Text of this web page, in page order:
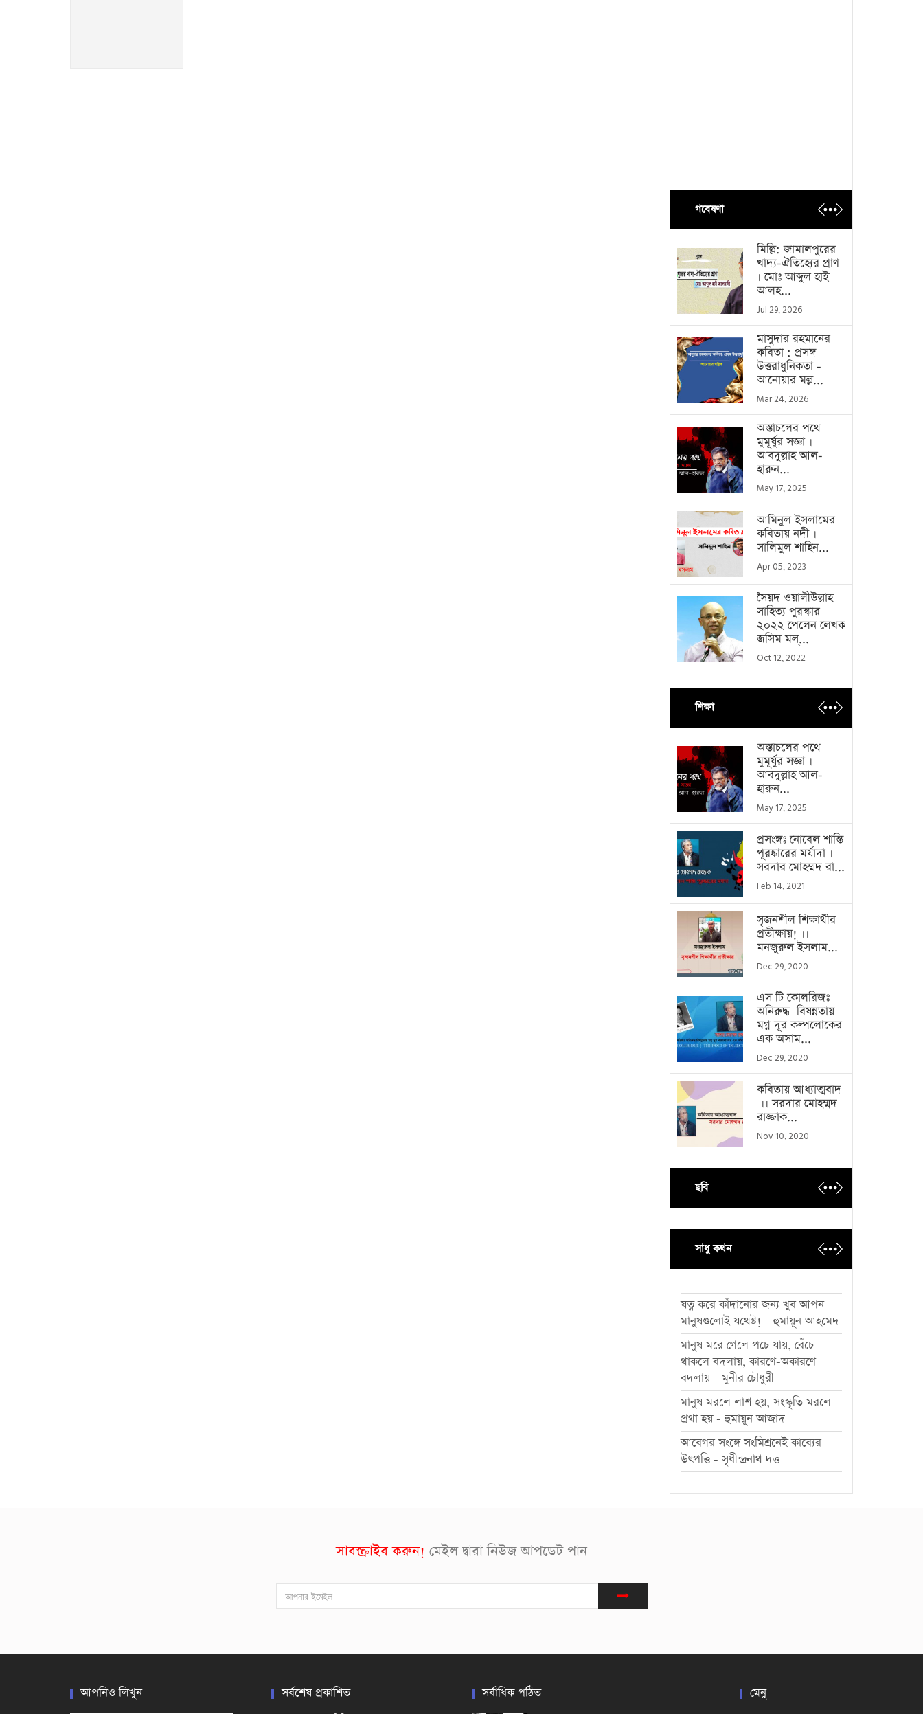
গবেষণা
মিল্লি: জামালপুরের
খাদ্য-ঐতিহ্যের প্রাণ
। মোঃ আব্দুল হাই
আলহ...
Jul 29, 2026
মাসুদার রহমানের
কবিতা : প্রসঙ্গ
উত্তরাধুনিকতা -
আনোয়ার মল্ল...
Mar 24, 2026
অস্তাচলের পথে
মুমূর্ষুর সজ্ঞা ।
আবদুল্লাহ আল-
হারুন...
May 17, 2025
আমিনুল ইসলামের
কবিতায় নদী ।
সালিমুল শাহিন...
Apr 05, 2023
সৈয়দ ওয়ালীউল্লাহ
সাহিত্য পুরস্কার
২০২২ পেলেন লেখক
জসিম মল্...
Oct 12, 2022
শিক্ষা
অস্তাচলের পথে
মুমূর্ষুর সজ্ঞা ।
আবদুল্লাহ আল-
হারুন...
May 17, 2025
প্রসংঙ্গঃ নোবেল শান্তি
পূরষ্কারের মর্যাদা ।
সরদার মোহম্মদ রা...
Feb 14, 2021
সৃজনশীল শিক্ষার্থীর
প্রতীক্ষায়! ।।
মনজুরুল ইসলাম...
Dec 29, 2020
এস টি কোলরিজঃ
অনিরুদ্ধ বিষন্নতায়
মগ্ন দূর কল্পলোকের
এক অসাম...
Dec 29, 2020
কবিতায় আধ্যাত্মবাদ
।। সরদার মোহম্মদ
রাজ্জাক...
Nov 10, 2020
ছবি
সাধু কথন
যত্ন করে কাঁদানোর জন্য খুব আপন
মানুষগুলোই যথেষ্ট! - হুমায়ূন আহমেদ
মানুষ মরে গেলে পচে যায়, বেঁচে
থাকলে বদলায়, কারণে-অকারণে
বদলায় - মুনীর চৌধুরী
মানুষ মরলে লাশ হয়, সংস্কৃতি মরলে
প্রথা হয় - হুমায়ূন আজাদ
আবেগর সংঙ্গে সংমিশ্রনেই কাব্যের
উৎপত্তি - সৃধীন্দ্রনাথ দত্ত
সাবস্ক্রাইব করুন! মেইল দ্বারা নিউজ আপডেট পান
আপনিও লিখুন সর্বশেষ প্রকাশিত সর্বাধিক পঠিত মেনু